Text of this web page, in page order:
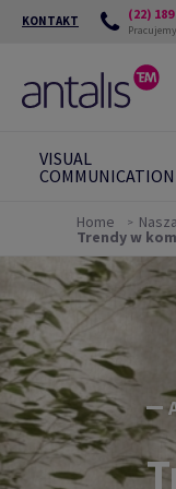
KONTAKT (22) 189
VISUAL
COMMUNICATION
Home
Trendy w